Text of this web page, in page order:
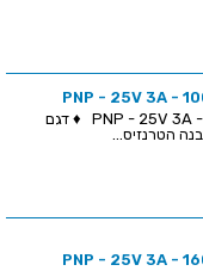
טרנזיסטור PNP - 25V 3A - 100MHZ - SMD ♦ דגם